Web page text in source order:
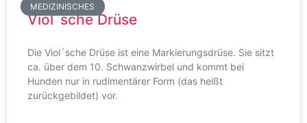
MEDIZINISCHES
Viol´sche Drüse
Die Viol´sche Drüse ist eine Markierungsdrüse. Sie sitzt
ca. über dem 10. Schwanzwirbel und kommt bei
Hunden nur in rudimentärer Form (das heißt
zurückgebildet) vor.